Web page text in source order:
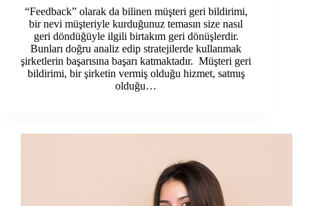
“Feedback” olarak da bilinen müşteri geri bildirimi,
bir nevi müşteriyle kurduğunuz temasın size nasıl
geri döndüğüyle ilgili birtakım geri dönüşlerdir.
Bunları doğru analiz edip stratejilerde kullanmak
şirketlerin başarısına başarı katmaktadır. Müşteri geri
bildirimi, bir şirketin vermiş olduğu hizmet, satmış
olduğu…